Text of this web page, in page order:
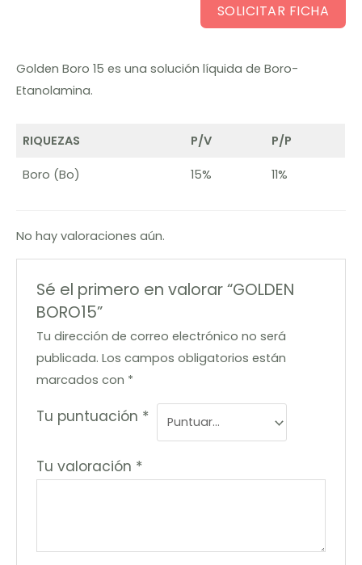
SOLICITAR FICHA
Golden Boro 15 es una solución líquida de Boro-
Etanolamina.
RIQUEZAS P/V P/P
Boro (Bo) 15% 11%
No hay valoraciones aún.
Sé el primero en valorar “GOLDEN
BORO15”
Tu dirección de correo electrónico no será
publicada. Los campos obligatorios están
marcados con *
Tu puntuación *
Tu valoración *